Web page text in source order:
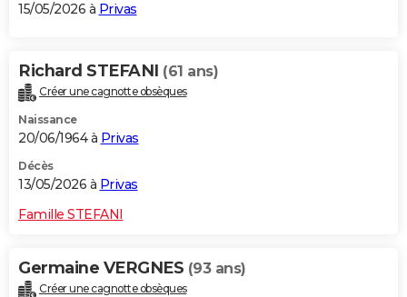
15/05/2026 à Privas
Richard STEFANI (61 ans)
Créer une cagnotte obsèques
Naissance
20/06/1964 à Privas
Décès
13/05/2026 à Privas
Famille STEFANI
Germaine VERGNES (93 ans)
Créer une cagnotte obsèques